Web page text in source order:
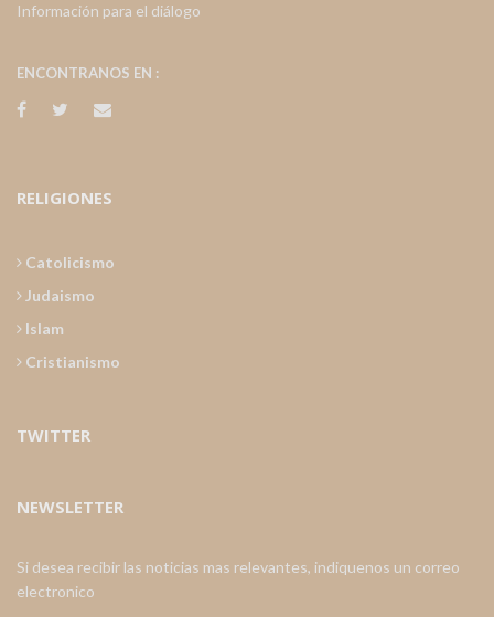
Información para el diálogo
ENCONTRANOS EN :
RELIGIONES
Catolicismo
Judaismo
Islam
Cristianismo
TWITTER
NEWSLETTER
Si desea recibir las noticias mas relevantes, indiquenos un correo
electronico